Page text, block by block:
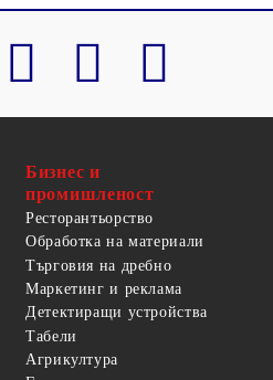
Бизнес и
промишленост
Ресторантьорство
Обработка на материали
Търговия на дребно
Маркетинг и реклама
Детектиращи устройства
Табели
Агрикултура